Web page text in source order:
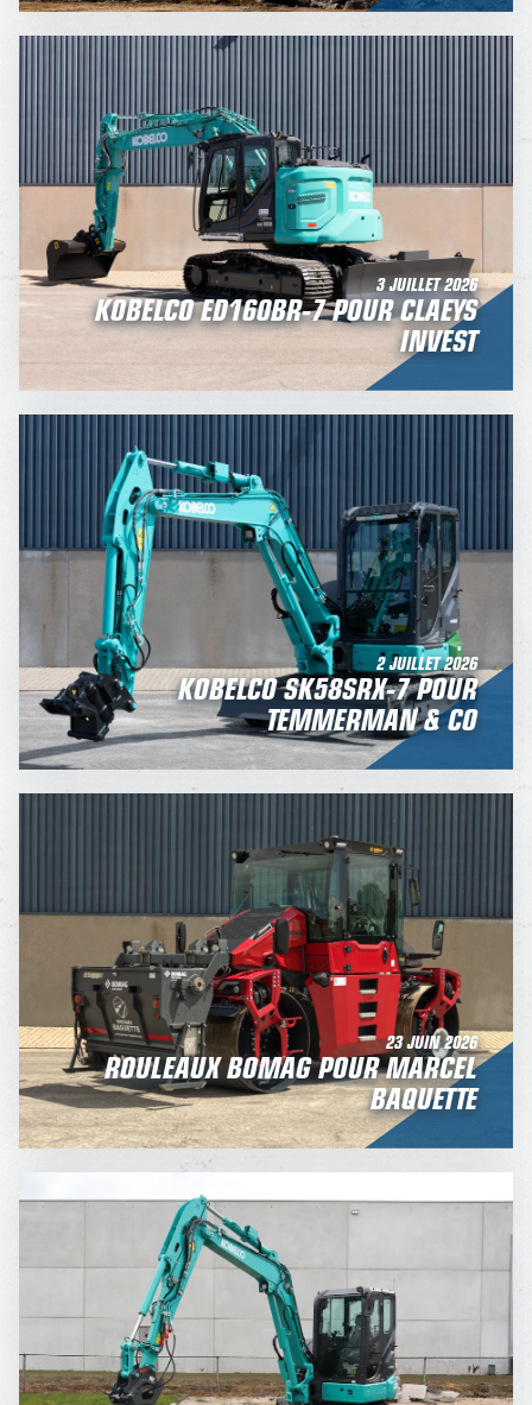
3 JUILLET 2026
KOBELCO ED160BR-7 POUR CLAEYS
INVEST
2 JUILLET 2026
KOBELCO SK58SRX-7 POUR
TEMMERMAN & CO
23 JUIN 2026
ROULEAUX BOMAG POUR MARCEL
BAQUETTE